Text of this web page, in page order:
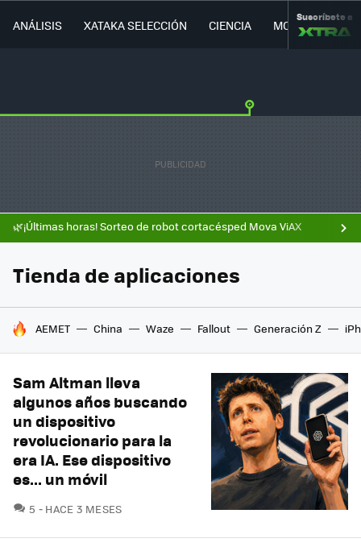
ANÁLISIS XATAKA SELECCIÓN CIENCIA MOVILIDAD
Suscríbete a
🌿¡Últimas horas! Sorteo de robot cortacésped Mova ViAX
Tienda de aplicaciones
HOY SE HABLA DE
AEMET China Waze Fallout Generación Z
Sam Altman lleva
algunos años buscando
un dispositivo
revolucionario para la
era IA. Ese dispositivo
es... un móvil
5 COMENTARIOS
HACE 3 MESES